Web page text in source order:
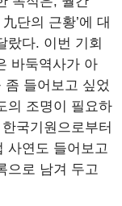
단의 근황’에 대
랐다. 이번 기회
바둑역사가 아
좀 들어보고 싶었
의 조명이 필요하
국기원으로부터
사연도 들어보고
으로 남겨 두고